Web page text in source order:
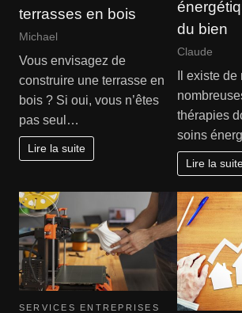
terrasses en bois
Michael
Vous envisagez de
construire une terrasse en
bois ? Si oui, vous n’êtes
pas seul…
Lire la suite
du bien
Claude
Il existe
thérapies
soins
Lire la
SERVICES ENTREPRISES